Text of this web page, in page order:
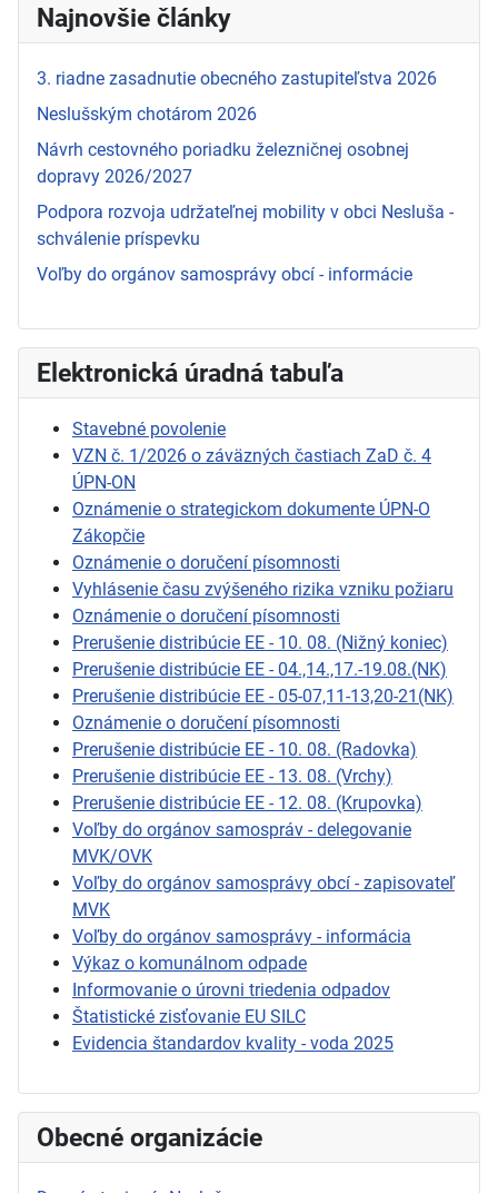
Najnovšie články
3. riadne zasadnutie obecného zastupiteľstva 2026
Neslušským chotárom 2026
Návrh cestovného poriadku železničnej osobnej
dopravy 2026/2027
Podpora rozvoja udržateľnej mobility v obci Nesluša -
schválenie príspevku
Voľby do orgánov samosprávy obcí - informácie
Elektronická úradná tabuľa
Stavebné povolenie
VZN č. 1/2026 o záväzných častiach ZaD č. 4
ÚPN-ON
Oznámenie o strategickom dokumente ÚPN-O
Zákopčie
Oznámenie o doručení písomnosti
Vyhlásenie času zvýšeného rizika vzniku požiaru
Oznámenie o doručení písomnosti
Prerušenie distribúcie EE - 10. 08. (Nižný koniec)
Prerušenie distribúcie EE - 04.,14.,17.-19.08.(NK)
Prerušenie distribúcie EE - 05-07,11-13,20-21(NK)
Oznámenie o doručení písomnosti
Prerušenie distribúcie EE - 10. 08. (Radovka)
Prerušenie distribúcie EE - 13. 08. (Vrchy)
Prerušenie distribúcie EE - 12. 08. (Krupovka)
Voľby do orgánov samospráv - delegovanie
MVK/OVK
Voľby do orgánov samosprávy obcí - zapisovateľ
MVK
Voľby do orgánov samosprávy - informácia
Výkaz o komunálnom odpade
Informovanie o úrovni triedenia odpadov
Štatistické zisťovanie EU SILC
Evidencia štandardov kvality - voda 2025
Obecné organizácie